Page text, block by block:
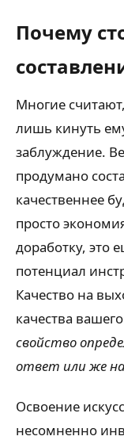
Почему
Многие
лишь кинуть
заблуждение.
продумано
качественнее
просто
доработку, это
потенциал
Качество на
качества
свойство
ответ или же
Освоение
несомненно